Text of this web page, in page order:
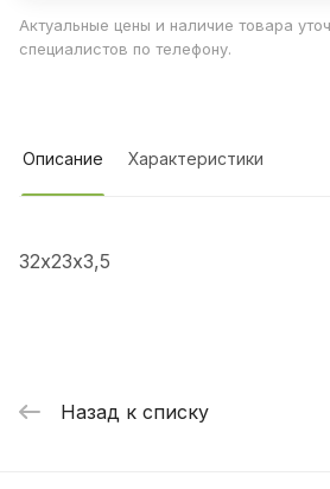
Актуальные цены и наличие товара
специалистов по телефону.
Описание Характеристики
32х23х3,5
Назад к списку